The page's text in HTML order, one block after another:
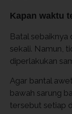
Kapan waktu
Batal sebaiknya
sekali. Namun,
diperlakukan
Agar bantal
bawah sarung
tersebut setiap